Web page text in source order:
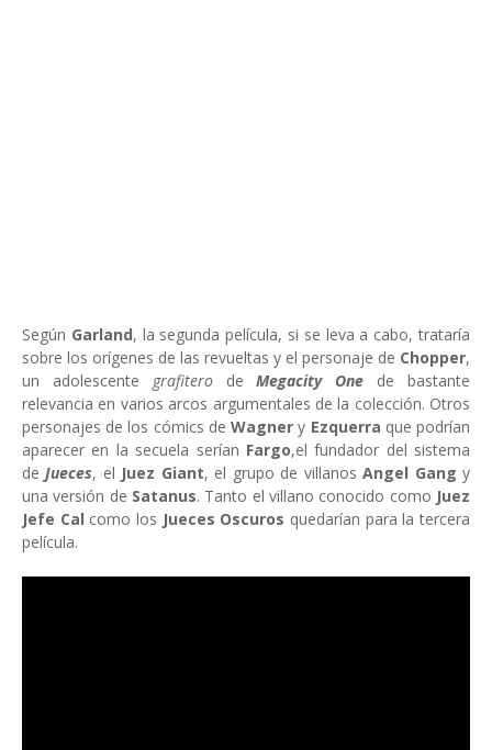
Según Garland, la segunda película, si se leva a cabo, trataría
sobre los orígenes de las revueltas y el personaje de Chopper,
un adolescente grafitero deMegacity One de bastante
relevancia en varios arcos argumentales de la colección. Otros
personajes de los cómics deWagnery Ezquerra que podrían
aparecer en la secuela serían Fargo,el fundador del sistema
deJueces, el Juez Giant, el grupo de villanosAngel Gangy
una versión de Satanus. Tanto el villano conocido como Juez
Jefe Cal como los Jueces Oscuros quedarían para la tercera
película.